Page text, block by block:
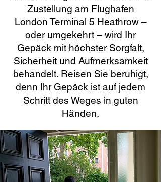
Zustellung am Flughafen
London Terminal 5 Heathrow –
oder umgekehrt – wird Ihr
Gepäck mit höchster Sorgfalt,
Sicherheit und Aufmerksamkeit
behandelt. Reisen Sie beruhigt,
denn Ihr Gepäck ist auf jedem
Schritt des Weges in guten
Händen.